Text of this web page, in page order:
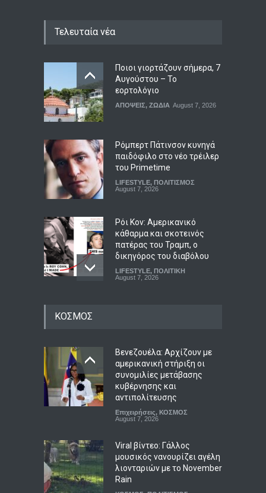
Τελευταία νέα
Ποιοι γιορτάζουν σήμερα, 7
Αυγούστου – Το
εορτολόγιο
ΑΠΟΨΕΙΣ, ΖΩΔΙΑ August 7, 2026
Ρόμπερτ Πάτινσον κυνηγά
παιδόφιλο στο νέο τρέιλερ
του Primetime
LIFESTYLE, ΠΟΛΙΤΙΣΜΟΣ
August 7, 2026
Ρόι Κον: Αμερικανικό
κάθαρμα και σκοτεινός
πατέρας του Τραμπ, ο
δικηγόρος του διαβόλου
LIFESTYLE, ΠΟΛΙΤΙΚΗ
August 7, 2026
Η μνήμη της Χιροσίμα και
του Ναγκασάκι δεν αφήνει
περιθώρια για πυρηνικές
αυταπάτες
ΚΟΣΜΟΣ
Βενεζουέλα: Αρχίζουν με
αμερικανική στήριξη οι
συνομιλίες μετάβασης
κυβέρνησης και
αντιπολίτευσης
Επιχειρήσεις, ΚΟΣΜΟΣ
August 7, 2026
Viral βίντεο: Γάλλος
μουσικός νανουρίζει αγέλη
λιονταριών με το November
Rain